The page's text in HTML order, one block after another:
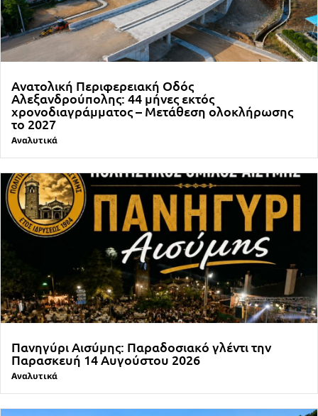
Ανατολική Περιφερειακή Οδός
Αλεξανδρούπολης: 44 μήνες εκτός
χρονοδιαγράμματος – Μετάθεση ολοκλήρωσης
το 2027
Αναλυτικά
Πανηγύρι Αισύμης: Παραδοσιακό γλέντι την
Παρασκευή 14 Αυγούστου 2026
Αναλυτικά